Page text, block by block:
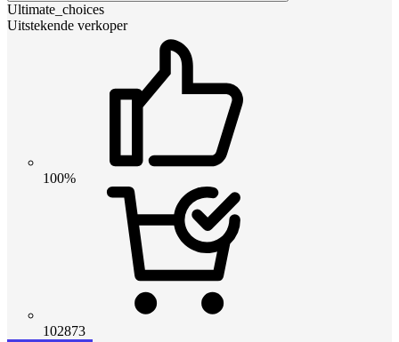
Ultimate_choices
Uitstekende verkoper
100%
102873